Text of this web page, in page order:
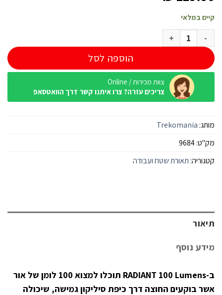
קיים במלאי
כמות של עששית Radiant Mini 100 Lumens
הוספה לסל
צוות מכירות / Online
צריכים עזרה? צרו איתנו קשר דרך הוואטסאפ
מותג: Trekomania
מק"ט:9684
קטגוריה: תאורת שטח ועבודה
תיאור
מידע נוסף
ב-RADIANT 100 Lumens תוכלו למצוא 100 לומן של אור
אשר בוקעים החוצה דרך כיפת סיליקון גמישה, שיכולה